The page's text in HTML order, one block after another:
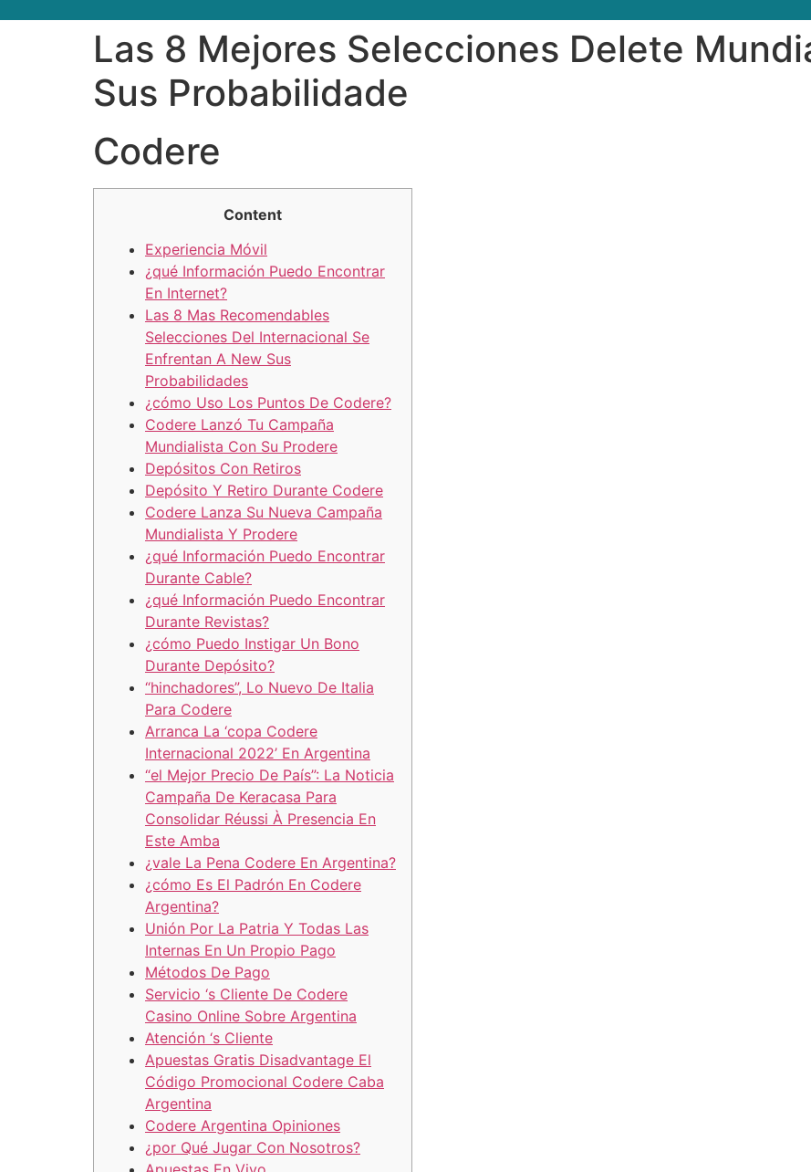
Las 8 Mejores Selecciones Delete
Sus Probabilidade
Codere
Content
Experiencia Móvil
¿qué Información Puedo Encontrar
En Internet?
Las 8 Mas Recomendables
Selecciones Del Internacional Se
Enfrentan A New Sus
Probabilidades
¿cómo Uso Los Puntos De Codere?
Codere Lanzó Tu Campaña
Mundialista Con Su Prodere
Depósitos Con Retiros
Depósito Y Retiro Durante Codere
Codere Lanza Su Nueva Campaña
Mundialista Y Prodere
¿qué Información Puedo Encontrar
Durante Cable?
¿qué Información Puedo Encontrar
Durante Revistas?
¿cómo Puedo Instigar Un Bono
Durante Depósito?
“hinchadores”, Lo Nuevo De Italia
Para Codere
Arranca La ‘copa Codere
Internacional 2022’ En Argentina
“el Mejor Precio De País”: La Noticia
Campaña De Keracasa Para
Consolidar Réussi À Presencia En
Este Amba
¿vale La Pena Codere En Argentina?
¿cómo Es El Padrón En Codere
Argentina?
Unión Por La Patria Y Todas Las
Internas En Un Propio Pago
Métodos De Pago
Servicio ‘s Cliente De Codere
Casino Online Sobre Argentina
Atención ‘s Cliente
Apuestas Gratis Disadvantage El
Código Promocional Codere Caba
Argentina
Codere Argentina Opiniones
¿por Qué Jugar Con Nosotros?